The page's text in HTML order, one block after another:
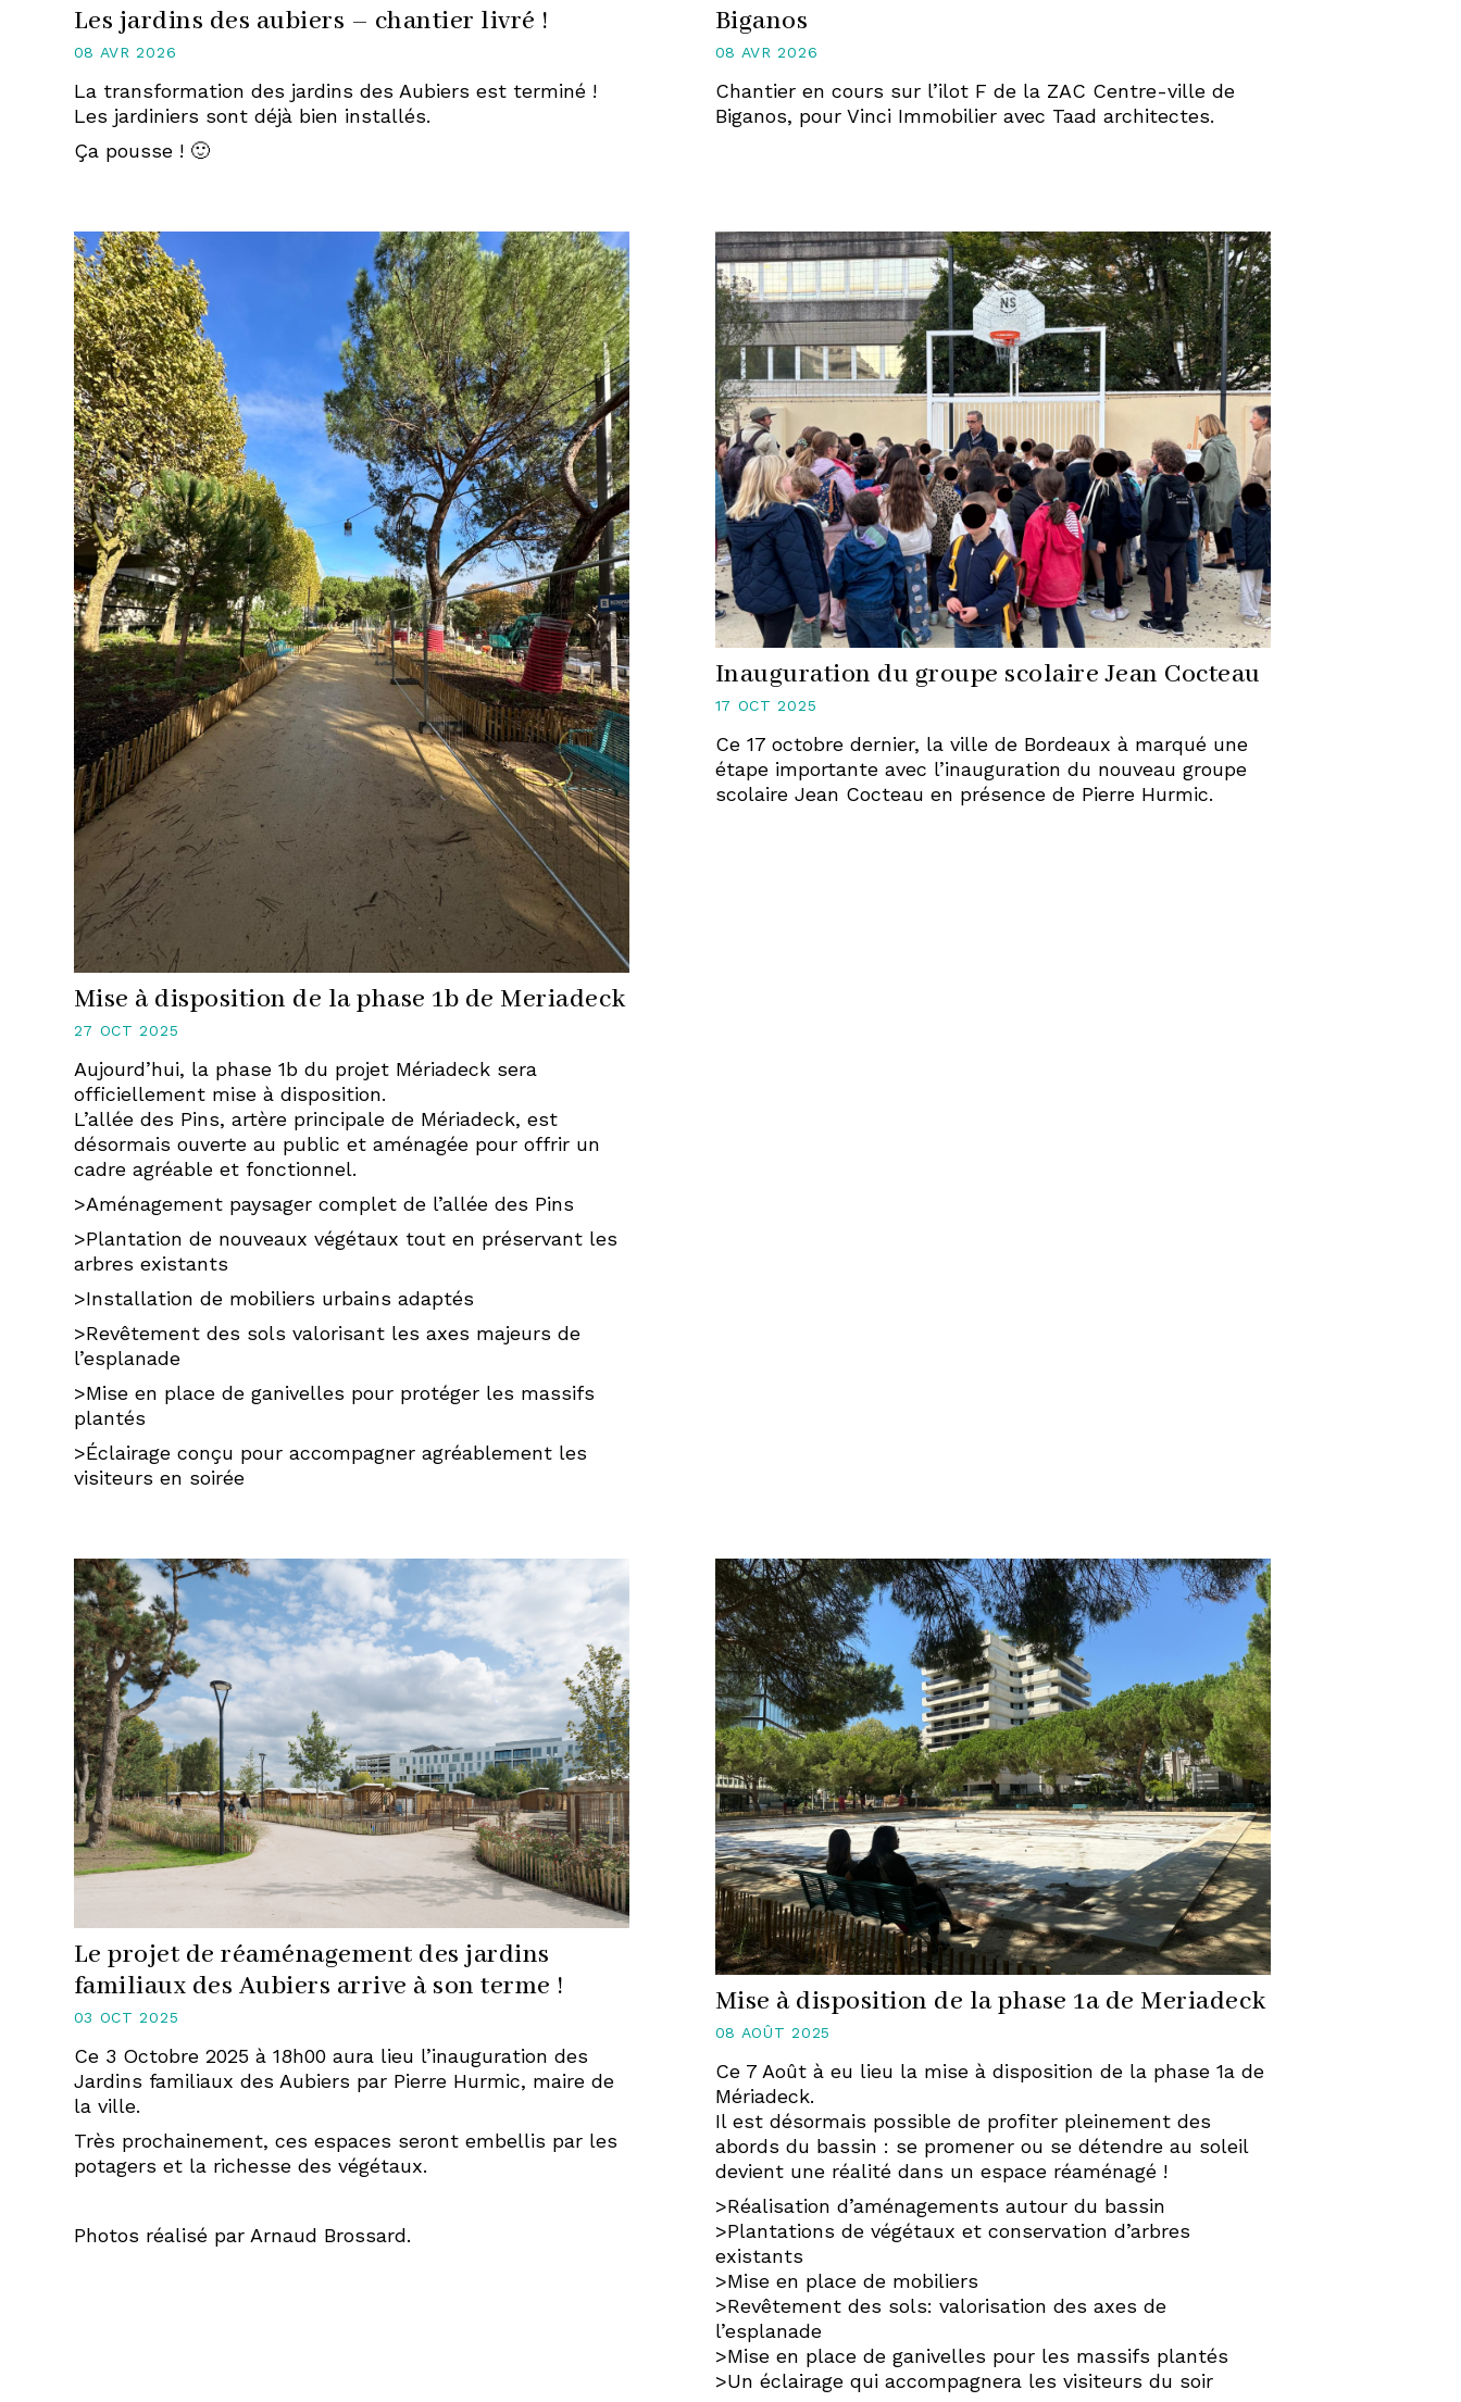
Les jardins des aubiers – chantier livré !
08 AVR 2026
La transformation des jardins des Aubiers est terminé !
Les jardiniers sont déjà bien installés.
Ça pousse ! 🙂
Biganos
08 AVR 2026
Chantier en cours sur l’ilot F de la ZAC Centre-ville de
Biganos, pour Vinci Immobilier avec Taad architectes.
Mise à disposition de la phase 1b de Meriadeck
27 OCT 2025
Aujourd’hui, la phase 1b du projet Mériadeck sera
officiellement mise à disposition.
L’allée des Pins, artère principale de Mériadeck, est
désormais ouverte au public et aménagée pour offrir un
cadre agréable et fonctionnel.
>Aménagement paysager complet de l’allée des Pins
>Plantation de nouveaux végétaux tout en préservant les
arbres existants
>Installation de mobiliers urbains adaptés
>Revêtement des sols valorisant les axes majeurs de
l’esplanade
>Mise en place de ganivelles pour protéger les massifs
plantés
>Éclairage conçu pour accompagner agréablement les
visiteurs en soirée
Inauguration du groupe scolaire Jean Cocteau
17 OCT 2025
Ce 17 octobre dernier, la ville de Bordeaux à marqué une
étape importante avec l’inauguration du nouveau groupe
scolaire Jean Cocteau en présence de Pierre Hurmic.
Le projet de réaménagement des jardins
familiaux des Aubiers arrive à son terme !
03 OCT 2025
Ce 3 Octobre 2025 à 18h00 aura lieu l’inauguration des
Jardins familiaux des Aubiers par Pierre Hurmic, maire de
la ville.
Très prochainement, ces espaces seront embellis par les
potagers et la richesse des végétaux.
Photos réalisé par Arnaud Brossard.
Mise à disposition de la phase 1a de Meriadeck
08 AOÛT 2025
Ce 7 Août à eu lieu la mise à disposition de la phase 1a de
Mériadeck.
Il est désormais possible de profiter pleinement des
abords du bassin : se promener ou se détendre au soleil
devient une réalité dans un espace réaménagé !
>Réalisation d’aménagements autour du bassin
>Plantations de végétaux et conservation d’arbres
existants
>Mise en place de mobiliers
>Revêtement des sols: valorisation des axes de
l’esplanade
>Mise en place de ganivelles pour les massifs plantés
>Un éclairage qui accompagnera les visiteurs du soir